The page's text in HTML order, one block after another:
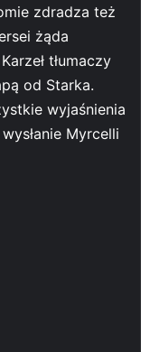
zdradza też
żąda
tłumaczy
od Starka.
wyjaśnienia
Myrcelli